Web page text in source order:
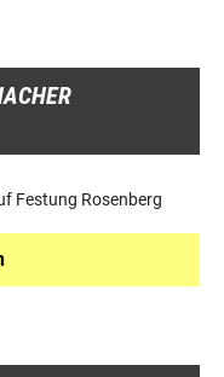
Festung Rosenberg